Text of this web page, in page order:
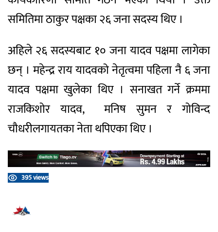
समितिमा ठाकुर पक्षका २६ जना सदस्य थिए ।
अहिले २६ सदस्यबाट १० जना यादव पक्षमा लागेका
छन् । महेन्द्र राय यादवको नेतृत्वमा पहिला नै ६ जना
यादव पक्षमा खुलेका थिए । सनाखत गर्ने क्रममा
राजकिशोर यादव, मनिष सुमन र गोविन्द
चौधरीलगायतका नेता थपिएका थिए ।
395 views